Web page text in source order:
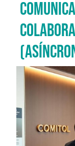
Imagen del